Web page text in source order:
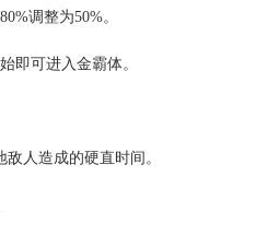
调整为50%。
即可进入金霸体。
人造成的硬直时间。